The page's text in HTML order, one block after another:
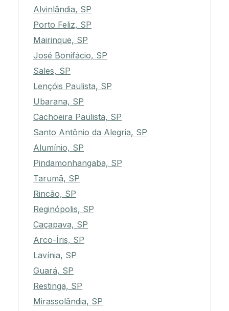
Alvinlândia, SP
Porto Feliz, SP
Mairinque, SP
José Bonifácio, SP
Sales, SP
Lençóis Paulista, SP
Ubarana, SP
Cachoeira Paulista, SP
Santo Antônio da Alegria, SP
Alumínio, SP
Pindamonhangaba, SP
Tarumã, SP
Rincão, SP
Reginópolis, SP
Caçapava, SP
Arco-Íris, SP
Lavínia, SP
Guará, SP
Restinga, SP
Mirassolândia, SP